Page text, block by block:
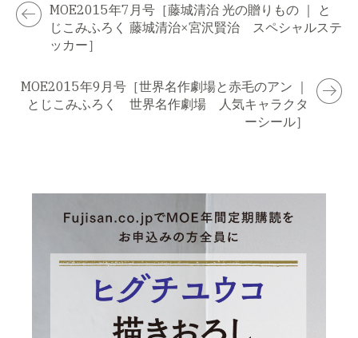
MOE2015年7月号［藤城清治 光の贈りもの ｜ と
じこみふろく 藤城清治×宮沢賢治 スペシャルステ
ッカー］
MOE2015年9月号［世界名作劇場と赤毛のアン ｜
とじこみふろく 世界名作劇場 人気キャラクタ
ーシール］